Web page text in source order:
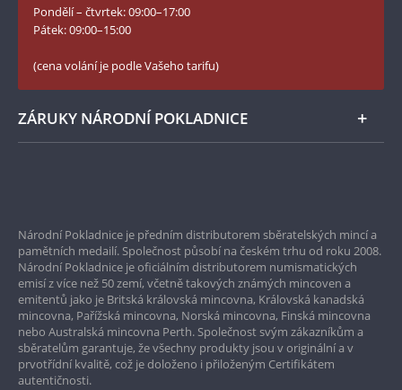
zároveň prohlášením. Znamená to, že
Evropa je stále ta stará Evropa s dlouhou tradicí
starověkém Řecku.
Numismatické novinky
Twitter Národní Pokladnice
LinkedIn Národní Pokladnice
Instagram Národní Pokladnice
Pondělí – čtvrtek: 09:00–17:00
Pátek: 09:00–15:00
(cena volání je podle Vašeho tarifu)
ZÁRUKY NÁRODNÍ POKLADNICE
Garance nejvyšší kvality
Pouze originální produkty
Národní Pokladnice je předním distributorem sběratelských mincí a
pamětních medailí. Společnost působí na českém trhu od roku 2008.
Národní Pokladnice je oficiálním distributorem numismatických
emisí z více než 50 zemí, včetně takových známých mincoven a
emitentů jako je Britská královská mincovna, Královská kanadská
mincovna, Pařížská mincovna, Norská mincovna, Finská mincovna
nebo Australská mincovna Perth. Společnost svým zákazníkům a
sběratelům garantuje, že všechny produkty jsou v originální a v
prvotřídní kvalitě, což je doloženo i přiloženým Certifikátem
autentičnosti.